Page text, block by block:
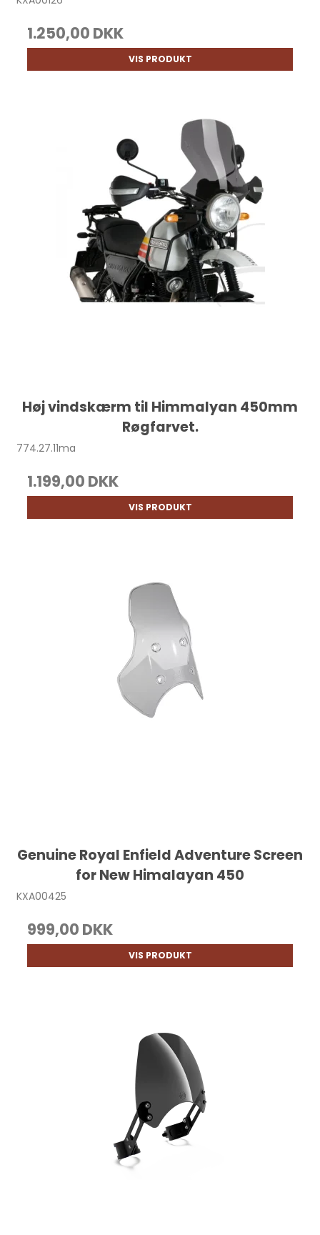
1.250,00 DKK
VIS PRODUKT
Høj vindskærm til Himmalyan 450mm
Røgfarvet.
774.27.11ma
1.199,00 DKK
VIS PRODUKT
Genuine Royal Enfield Adventure Screen
for New Himalayan 450
KXA00425
999,00 DKK
VIS PRODUKT